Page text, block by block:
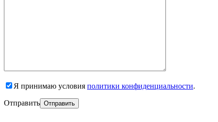
Я принимаю условия политики конфиденциальности.
Отправить